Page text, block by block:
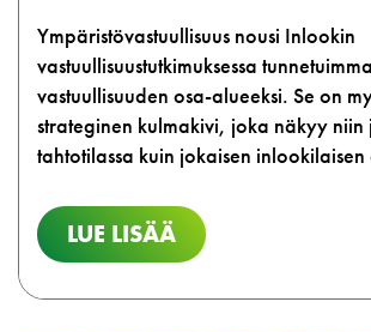
Ympäristövastuullisuus nousi Inlookin
vastuullisuustutkimuksessa
vastuullisuuden osa-alueeksi. Se on
strateginen kulmakivi, joka näkyy niin
tahtotilassa kuin jokaisen inlookilaisen
LUE LISÄÄ